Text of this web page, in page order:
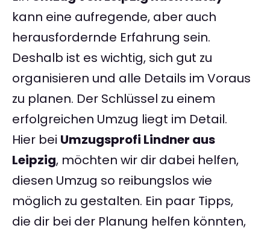
kann eine aufregende, aber auch
herausfordernde Erfahrung sein.
Deshalb ist es wichtig, sich gut zu
organisieren und alle Details im Voraus
zu planen. Der Schlüssel zu einem
erfolgreichen Umzug liegt im Detail.
Hier bei Umzugsprofi Lindner aus
Leipzig, möchten wir dir dabei helfen,
diesen Umzug so reibungslos wie
möglich zu gestalten. Ein paar Tipps,
die dir bei der Planung helfen könnten,